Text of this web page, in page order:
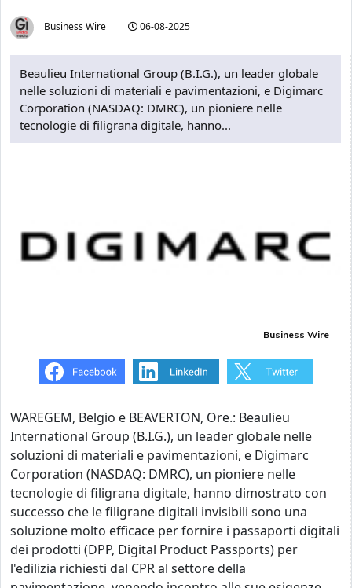
Business Wire 06-08-2025
Beaulieu International Group (B.I.G.), un leader globale
nelle soluzioni di materiali e pavimentazioni, e Digimarc
Corporation (NASDAQ: DMRC), un pioniere nelle
tecnologie di filigrana digitale, hanno...
Business Wire
WAREGEM, Belgio e BEAVERTON, Ore.: Beaulieu
International Group (B.I.G.), un leader globale nelle
soluzioni di materiali e pavimentazioni, e Digimarc
Corporation (NASDAQ: DMRC), un pioniere nelle
tecnologie di filigrana digitale, hanno dimostrato con
successo che le filigrane digitali invisibili sono una
soluzione molto efficace per fornire i passaporti digitali
dei prodotti (DPP, Digital Product Passports) per
l'edilizia richiesti dal CPR al settore della